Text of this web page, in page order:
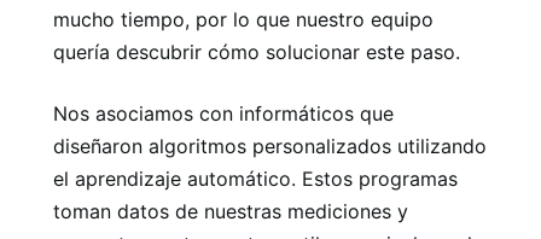
mucho tiempo, por lo que nuestro equipo
quería descubrir cómo solucionar este paso.
Nos asociamos con informáticos que
diseñaron algoritmos personalizados utilizando
el aprendizaje automático. Estos programas
toman datos de nuestras mediciones y